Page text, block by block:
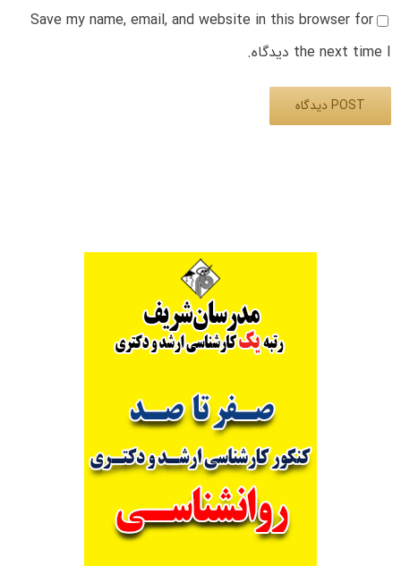
Save my name, email, and website in this browser for
the next time I دیدگاه.